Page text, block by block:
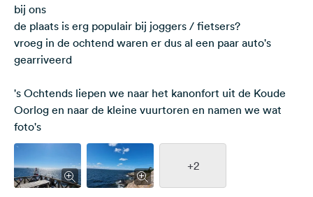
bij ons
de plaats is erg populair bij joggers / fietsers?
vroeg in de ochtend waren er dus al een paar auto's
gearriveerd
's Ochtends liepen we naar het kanonfort uit de Koude
Oorlog en naar de kleine vuurtoren en namen we wat
foto's
+2